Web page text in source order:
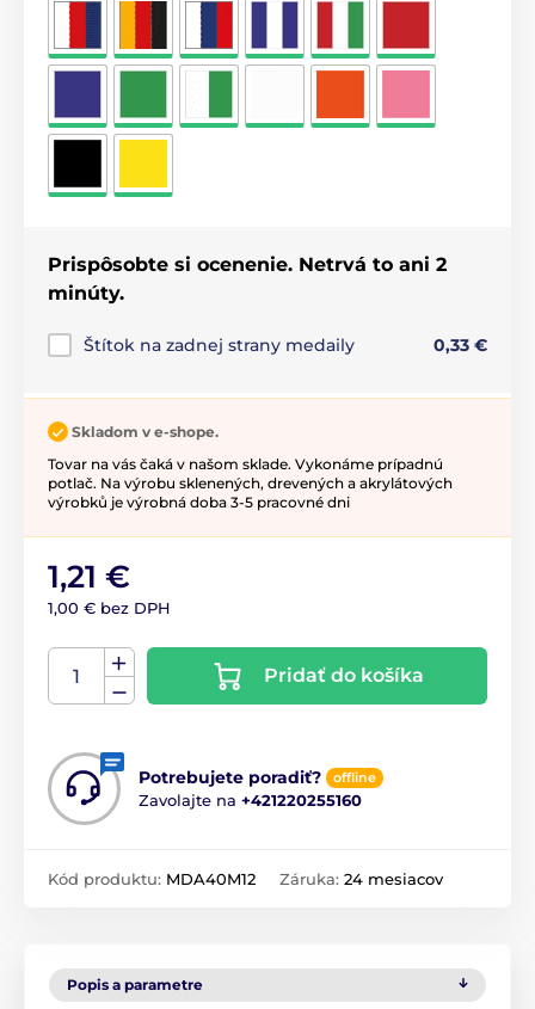
Prispôsobte si ocenenie. Netrvá to ani 2
minúty.
Štítok na zadnej strany medaily 0,33 €
Skladom v e-shope.
Tovar na vás čaká v našom sklade. Vykonáme prípadnú
potlač. Na výrobu sklenených, drevených a akrylátových
výrobků je výrobná doba 3-5 pracovné dni
1,21 €
1,00 € bez DPH
Pridať do košíka
Potrebujete poradiť? offline
Zavolajte na +421220255160
Kód produktu: MDA40M12 Záruka: 24 mesiacov
Popis a parametre